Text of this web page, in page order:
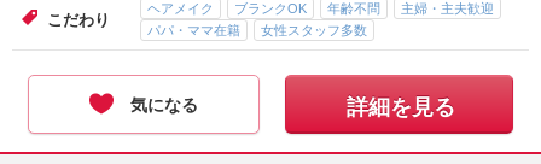
こだわり
ヘアメイク ブランクOK 年齢不問
主婦・主夫歓迎
パパ・ママ在籍
女性スタッフ多数
気になる 詳細を見る